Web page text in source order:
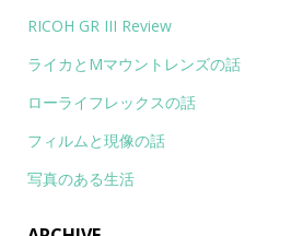
RICOH GR III Review
ライカとMマウントレンズの話
ローライフレックスの話
フィルムと現像の話
写真のある生活